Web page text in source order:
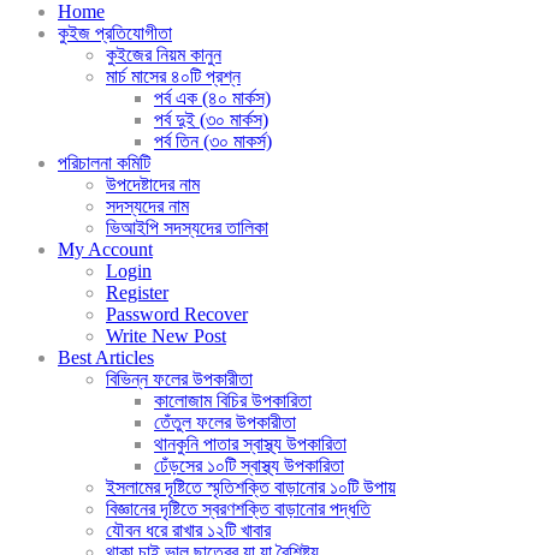
Home
কুইজ প্রতিযোগীতা
কুইজের নিয়ম কানুন
মার্চ মাসের ৪০টি প্রশ্ন
পর্ব এক (৪০ মার্কস)
পর্ব দুই (৩০ মার্কস)
পর্ব তিন (৩০ মাকর্স)
পরিচালনা কমিটি
উপদেষ্টাদের নাম
সদস্যদের নাম
ভিআইপি সদস্যদের তালিকা
My Account
Login
Register
Password Recover
Write New Post
Best Articles
বিভিন্ন ফলের উপকারীতা
কালোজাম বিচির উপকারিতা
তেঁতুল ফলের উপকারীতা
থানকুনি পাতার স্বাস্থ্য উপকারিতা
ঢেঁড়সের ১০টি স্বাস্থ্য উপকারিতা
ইসলামের দৃষ্টিতে স্মৃতিশক্তি বাড়ানোর ১০টি উপায়
বিজ্ঞানের দৃষ্টিতে স্বরণশক্তি বাড়ানোর পদ্ধতি
যৌবন ধরে রাখার ১২টি খাবার